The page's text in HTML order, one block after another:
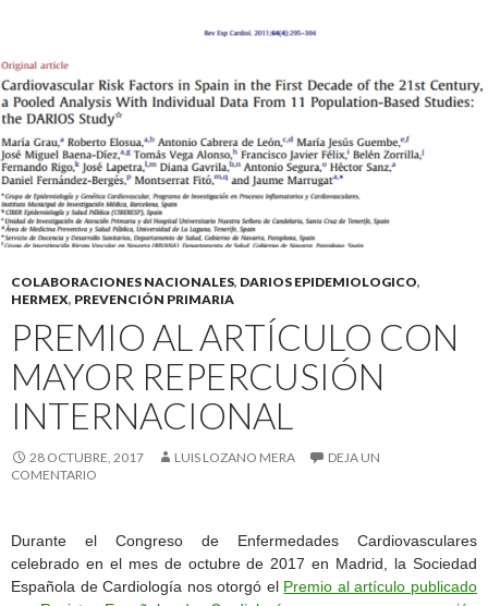
COLABORACIONES NACIONALES, DARIOS EPIDEMIOLOGICO,
HERMEX, PREVENCIÓN PRIMARIA
PREMIO AL ARTÍCULO CON
MAYOR REPERCUSIÓN
INTERNACIONAL
28 OCTUBRE, 2017 LUIS LOZANO MERA
DEJA UN
COMENTARIO
Durante el Congreso de Enfermedades Cardiovasculares
celebrado en el mes de octubre de 2017 en Madrid, la Sociedad
Española de Cardiología nos otorgó el Premio al artículo publicado